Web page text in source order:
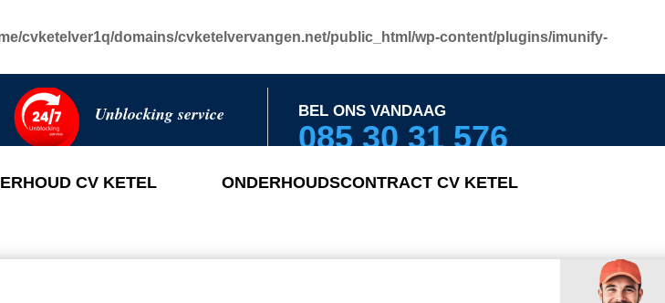
cvketelver1q/domains/cvketelvervangen.net/public_html/wp-content/plugins/imunify-
Unblocking service BEL ONS VANDAAG
085 30 31 576
CV KETEL ONDERHOUDSCONTRACT CV KETEL